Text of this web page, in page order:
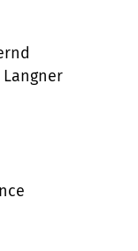
Langner